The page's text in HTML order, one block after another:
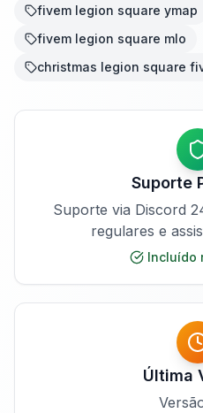
fivem legion square ymap
fivem legion square mlo
christmas legion square
Suporte
Suporte via Discord
regulares e
Incluído
Última